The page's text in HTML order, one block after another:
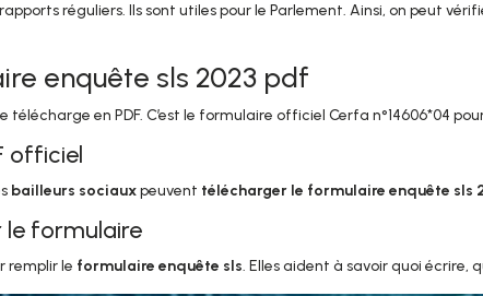
réguliers. Ils sont utiles pour le Parlement. Ainsi, on peut
enquête sls 2023 pdf
télécharge en PDF. C’est le formulaire officiel Cerfa n°14606*04
officiel
bailleurs sociauxpeuvent télécharger le formulaire enquête sls
le formulaire
remplir le formulaire enquête sls. Elles aident à savoir quoi écrire,